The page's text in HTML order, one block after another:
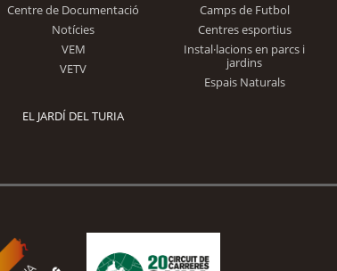
Centre de Documentació
Notícies
VEM
VETV
Camps de Futbol
Centres esportius
Instal·lacions en parcs i
jardins
Espais Naturals
EL JARDÍ DEL TURIA